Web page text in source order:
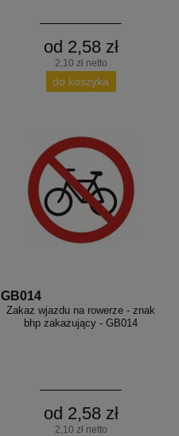
od 2,58 zł
2,10 zł netto
do koszyka
GB014
Zakaz wjazdu na rowerze - znak
bhp zakazujący - GB014
od 2,58 zł
2,10 zł netto